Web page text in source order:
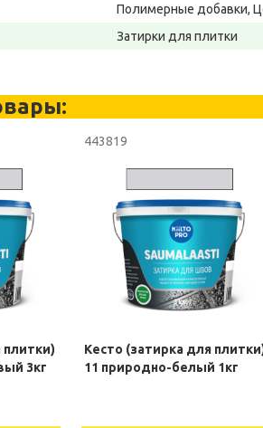
Полимерные добавки,
Затирки для плитки
плитки)
3кг
443819
Кесто (затирка для
11 природно-белый 1кг